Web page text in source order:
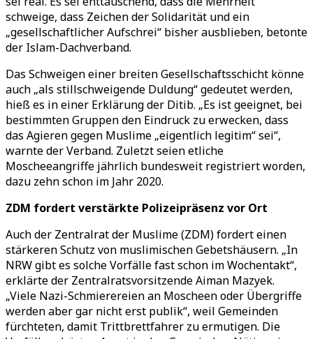
schweige, dass Zeichen der Solidarität und ein
„gesellschaftlicher Aufschrei“ bisher ausblieben, betonte
der Islam-Dachverband.
Das Schweigen einer breiten Gesellschaftsschicht könne
auch „als stillschweigende Duldung“ gedeutet werden,
hieß es in einer Erklärung der Ditib. „Es ist geeignet, bei
bestimmten Gruppen den Eindruck zu erwecken, dass
das Agieren gegen Muslime „eigentlich legitim“ sei“,
warnte der Verband. Zuletzt seien etliche
Moscheeangriffe jährlich bundesweit registriert worden,
dazu zehn schon im Jahr 2020.
ZDM fordert verstärkte Polizeipräsenz vor Ort
Auch der Zentralrat der Muslime (ZDM) fordert einen
stärkeren Schutz von muslimischen Gebetshäusern. „In
NRW gibt es solche Vorfälle fast schon im Wochentakt“,
erklärte der Zentralratsvorsitzende Aiman Mazyek.
„Viele Nazi-Schmierereien an Moscheen oder Übergriffe
werden aber gar nicht erst publik“, weil Gemeinden
fürchteten, damit Trittbrettfahrer zu ermutigen. Die